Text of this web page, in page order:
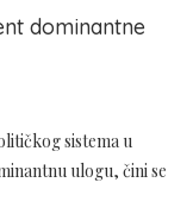
dominantne
sistema u
ulogu, čini se